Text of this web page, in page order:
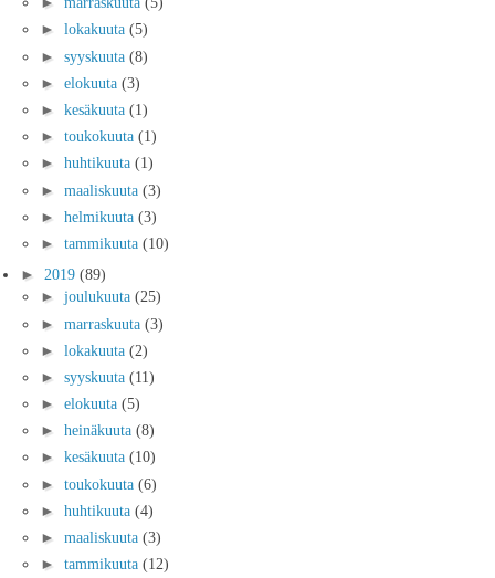
► lokakuuta (5)
► syyskuuta (8)
► elokuuta (3)
► kesäkuuta (1)
► toukokuuta (1)
► huhtikuuta (1)
► maaliskuuta (3)
► helmikuuta (3)
► tammikuuta (10)
► 2019 (89)
► joulukuuta (25)
► marraskuuta (3)
► lokakuuta (2)
► syyskuuta (11)
► elokuuta (5)
► heinäkuuta (8)
► kesäkuuta (10)
► toukokuuta (6)
► huhtikuuta (4)
► maaliskuuta (3)
► tammikuuta (12)